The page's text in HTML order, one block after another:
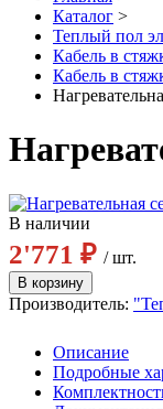
Каталог >
Теплый пол
Кабель в
Кабель в
В наличии
2'771 ₽ / шт.
Производитель:
Описание
Подробные